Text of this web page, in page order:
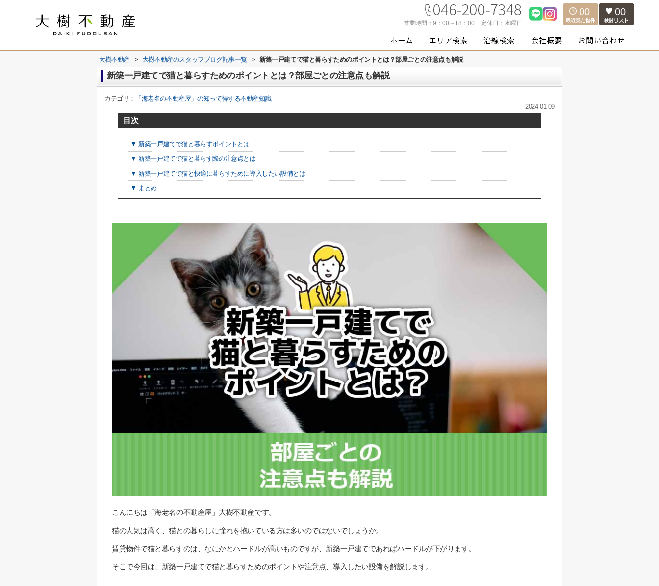
営業時間： 9：00～18：00 定休日： 水曜日
00 00
大樹不動産 > 大樹不動産のスタッフブログ記事一覧 > 新築一戸建てで猫と暮らすためのポイントとは？部屋ごとの注意点も解説
新築一戸建てで猫と暮らすためのポイントとは？部屋ごとの注意点も解説
カテゴリ：
「海老名の不動産屋」の知って得する不動産知識
2024-01-09
目次
▼ 新築一戸建てで猫と暮らすポイントとは
▼ 新築一戸建てで猫と暮らす際の注意点とは
▼ 新築一戸建てで猫と快適に暮らすために導入したい設備とは
▼ まとめ
こんにちは「海老名の不動産屋」大樹不動産です。
猫の人気は高く、猫との暮らしに憧れを抱いている方は多いのではないでしょうか。
賃貸物件で猫と暮らすのは、なにかとハードルが高いものですが、新築一戸建てであればハードルが下がります。
そこで今回は、新築一戸建てで猫と暮らすためのポイントや注意点、導入したい設備を解説します。